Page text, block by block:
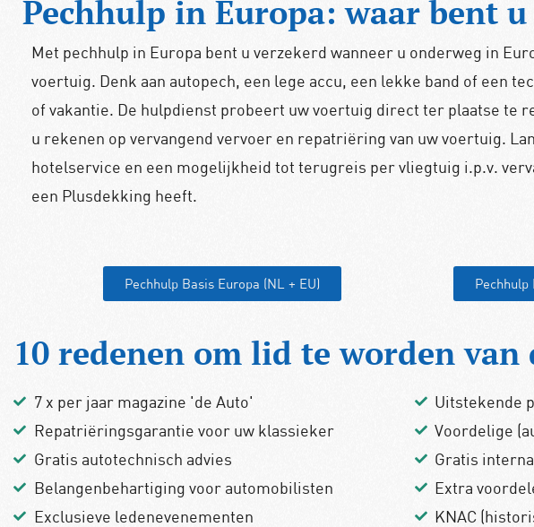
Pechhulp in Europa: waar bent
Met pechhulp in Europa bent u verzekerd wanneer u onderweg in
voertuig. Denk aan autopech, een lege accu, een lekke band of een
of vakantie. De hulpdienst probeert uw voertuig direct ter plaatse te
u rekenen op vervangend vervoer en repatriëring van uw voertuig.
hotelservice en een mogelijkheid tot terugreis per vliegtuig i.p.v.
een Plusdekking heeft.
Pechhulp Basis Europa (NL + EU) Pechhulp
10 redenen om lid te worden van
7 x per jaar magazine 'de Auto'
Repatriëringsgarantie voor uw klassieker
Gratis autotechnisch advies
Belangenbehartiging voor automobilisten
Exclusieve ledenevenementen
Uitstekende
Voordelige
Gratis
Extra
KNAC